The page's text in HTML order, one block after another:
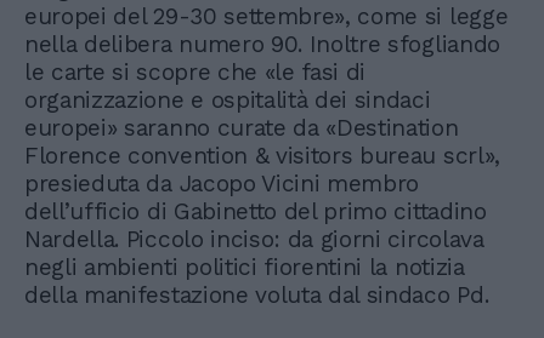
europei del 29-30 settembre», come si legge
nella delibera numero 90. Inoltre sfogliando
le carte si scopre che «le fasi di
organizzazione e ospitalità dei sindaci
europei» saranno curate da «Destination
Florence convention & visitors bureau scrl»,
presieduta da Jacopo Vicini membro
dell’ufficio di Gabinetto del primo cittadino
Nardella. Piccolo inciso: da giorni circolava
negli ambienti politici fiorentini la notizia
della manifestazione voluta dal sindaco Pd.